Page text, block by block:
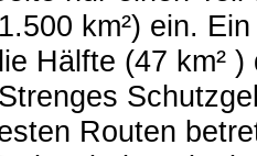
km²) ein.
Hälfte (47 km²
Routen